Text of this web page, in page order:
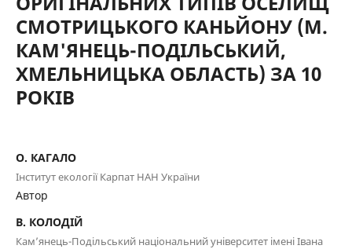
СМОТРИЦЬКОГО КАНЬЙОНУ (М.
КАМ'ЯНЕЦЬ-ПОДІЛЬСЬКИЙ,
ХМЕЛЬНИЦЬКА ОБЛАСТЬ) ЗА 10
РОКІВ
O. КАГАЛО
Інститут екології Карпат НАН України
Автор
В. КОЛОДІЙ
Кам’янець-Подільський національний університет імені Івана